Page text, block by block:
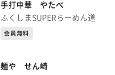
手打中華 やたべ
ふくしまSUPERらーめん道
会員無料
麺や せん崎